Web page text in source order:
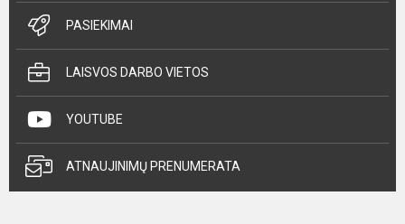
PASIEKIMAI
LAISVOS DARBO VIETOS
YOUTUBE
ATNAUJINIMŲ PRENUMERATA